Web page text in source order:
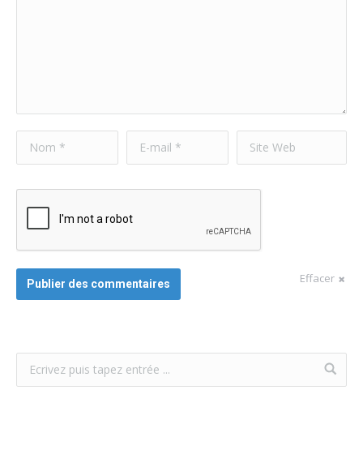
Nom * E-mail * Site Web
Effacer
Publier des commentaires